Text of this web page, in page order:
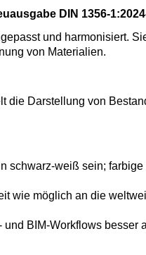
DIN 1356-
und harmonisiert.
von Materialien.
die Darstellung von
schwarz-weiß sein;
wie möglich an die
BIM-Workflows besser